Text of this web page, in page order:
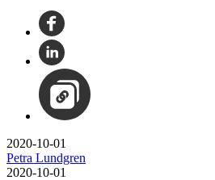
2020-10-01
Petra Lundgren
2020-10-01